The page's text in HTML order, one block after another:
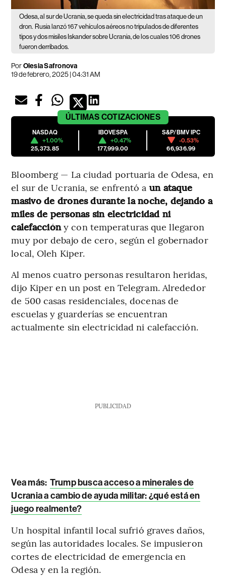
Odesa, al sur de Ucrania, se queda sin electricidad tras ataque de un
dron. Rusia lanzó 167 vehículos aéreos no tripulados de diferentes
tipos y dos misiles Iskander sobre Ucrania, de los cuales 106 drones
fueron derribados.
PorOlesia Safronova
19 de febrero, 2025 | 04:31 AM
ÚLTIMAS COTIZACIONES
NASDAQ
+1.00%
25,373.85
IBOVESPA
+0.47%
177,999.00
S&P/BMV IPC
-0.53%
66,936.99
Bloomberg — La ciudad portuaria de Odesa, en
el sur de Ucrania, se enfrentó a un ataque
masivo de drones durante la noche, dejando a
miles de personas sin electricidad ni
calefaccióny con temperaturas que llegaron
muy por debajo de cero, según el gobernador
local, Oleh Kiper.
Al menos cuatro personas resultaron heridas,
dijo Kiper en un post en Telegram. Alrededor
de 500 casas residenciales, docenas de
escuelas y guarderías se encuentran
actualmente sin electricidad ni calefacción.
PUBLICIDAD
Vea más: Trump busca acceso a minerales de
Ucrania a cambio de ayuda militar: ¿qué está en
juego realmente?
Un hospital infantil local sufrió graves daños,
según las autoridades locales. Se impusieron
cortes de electricidad de emergencia en
Odesa y en la región.